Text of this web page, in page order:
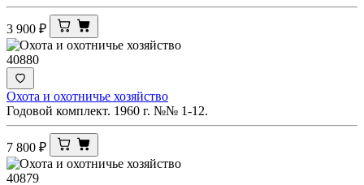
3 900 ₽
40880
Охота и охотничье хозяйство
Годовой комплект. 1960 г. №№ 1-12.
7 800 ₽
40879